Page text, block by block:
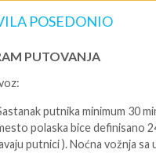
POSEDONIO
PUTOVANJA
putnika minimum 30
polaska bice definisano
putnici ). Noćna vožnja sa